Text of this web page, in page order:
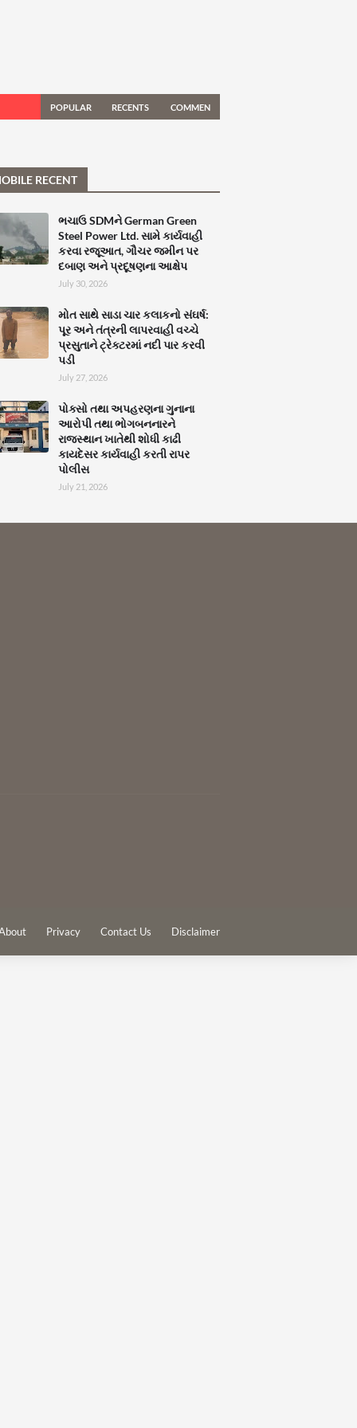
POPULAR RECENTS COMMEN
RECENT
ભચાઉ SDMને German Green
Steel Power Ltd. સામે કાર્યવાહી
કરવા રજૂઆત, ગૌચર જમીન પર
દબાણ અને પ્રદૂષણના આક્ષેપ
July 30, 2026
મોત સાથે સાડા ચાર કલાકનો સંઘર્ષ:
પૂર અને તંત્રની લાપરવાહી વચ્ચે
પ્રસુતાને ટ્રેક્ટરમાં નદી પાર કરવી
પડી
July 27, 2026
પોક્સો તથા અપહરણના ગુનાના
આરોપી તથા ભોગબનનારને
રાજસ્થાન ખાતેથી શોધી કાઢી
કાયદેસર કાર્યવાહી કરતી રાપર
પોલીસ
July 21, 2026
Privacy Contact Us Disclaimer